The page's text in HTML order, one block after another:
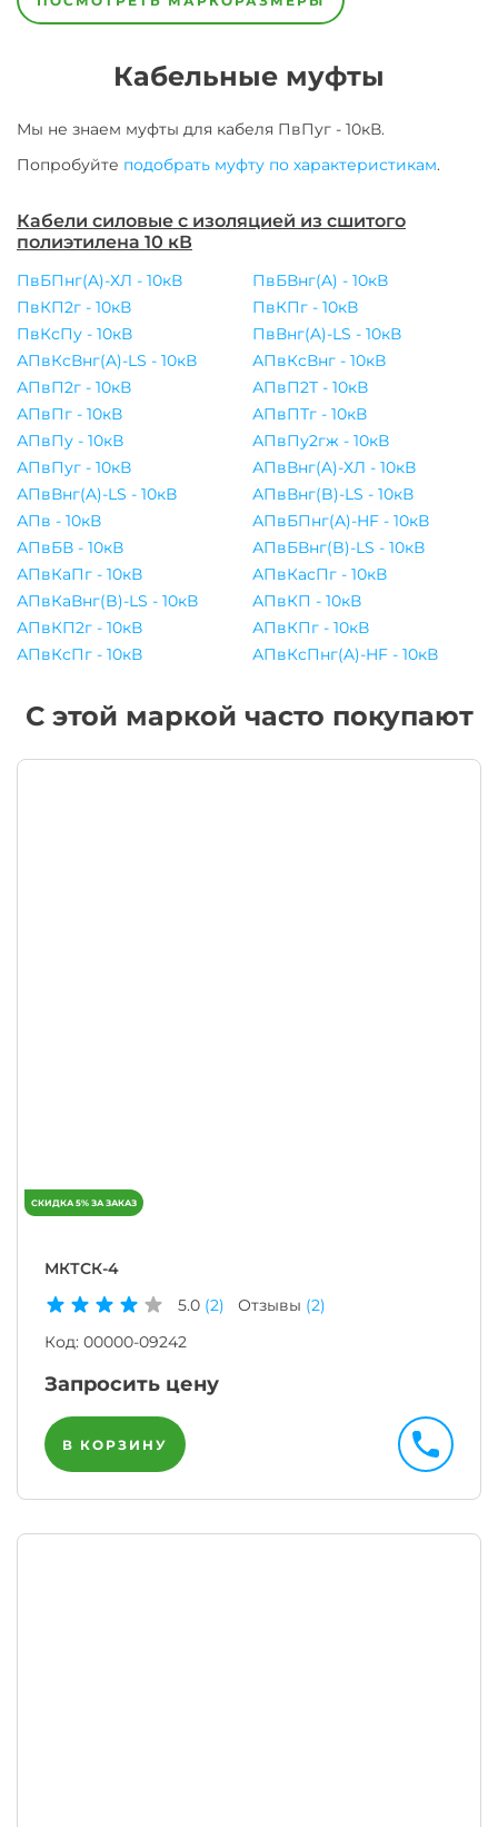
Кабельные муфты
Мы не знаем муфты для кабеля ПвПуг - 10кВ.
Попробуйте подобрать муфту по характеристикам.
Кабели силовые с изоляцией из сшитого
полиэтилена 10 кВ
ПвБПнг(A)-ХЛ - 10кВ
ПвБВнг(A) - 10кВ
ПвКП2г - 10кВ
ПвКПг - 10кВ
ПвКсПу - 10кВ
ПвВнг(A)-LS - 10кВ
АПвКсВнг(A)-LS - 10кВ
АПвКсВнг - 10кВ
АПвП2г - 10кВ
АПвП2Т - 10кВ
АПвПг - 10кВ
АПвПТг - 10кВ
АПвПу - 10кВ
АПвПу2гж - 10кВ
АПвПуг - 10кВ
АПвВнг(A)-ХЛ - 10кВ
АПвВнг(A)-LS - 10кВ
АПвВнг(B)-LS - 10кВ
АПв - 10кВ
АПвБПнг(A)-HF - 10кВ
АПвБВ - 10кВ
АПвБВнг(B)-LS - 10кВ
АПвКаПг - 10кВ
АПвКасПг - 10кВ
АПвКаВнг(B)-LS - 10кВ
АПвКП - 10кВ
АПвКП2г - 10кВ
АПвКПг - 10кВ
АПвКсПг - 10кВ
АПвКсПнг(A)-HF - 10кВ
С этой маркой часто покупают
МКТСК-4
5.0 (2) Отзывы (2)
Код: 00000-09242
Запросить цену
В КОРЗИНУ